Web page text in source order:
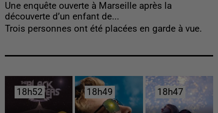
Une enquête ouverte à Marseille après la
découverte d’un enfant de...
Trois personnes ont été placées en garde à vue.
18h52
18h52 18h49
18h49 18h47
18h47